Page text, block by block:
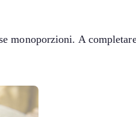
monoporzioni. A